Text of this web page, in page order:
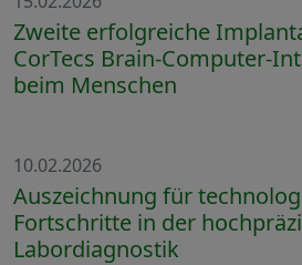
Zweite erfolgreiche
CorTecs Brain-Computer-
beim Menschen
10.02.2026
Auszeichnung für
Fortschritte in der
Labordiagnostik